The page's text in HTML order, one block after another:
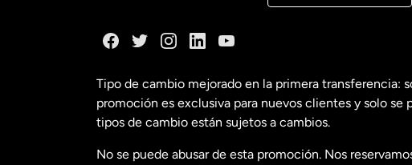
Estados Unidos
Tipo de cambio mejorado en la primera transferencia:
promoción es exclusiva para nuevos clientes y solo se
tipos de cambio están sujetos a cambios.
No se puede abusar de esta promoción. Nos